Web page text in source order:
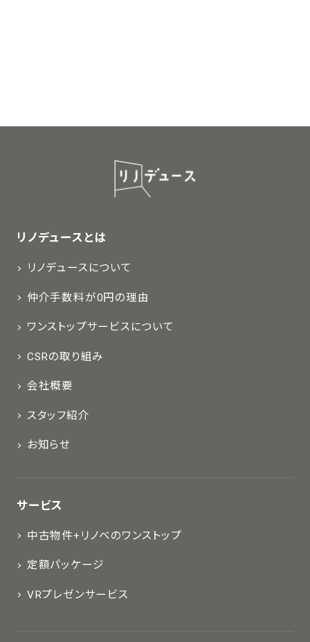
リノデュースとは
リノデュースについて
仲介手数料が0円の理由
ワンストップサービスについて
CSRの取り組み
会社概要
スタッフ紹介
お知らせ
サービス
中古物件+リノベのワンストップ
定額パッケージ
VRプレゼンサービス